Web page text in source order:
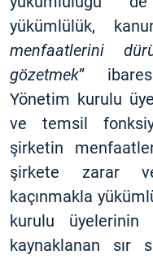
yükümlülük,
menfaatlerini
gözetmek”
Yönetim kurulu
ve temsil
şirketin
şirkete zarar
kaçınmakla
kurulu üyelerinin
kaynaklanan sır